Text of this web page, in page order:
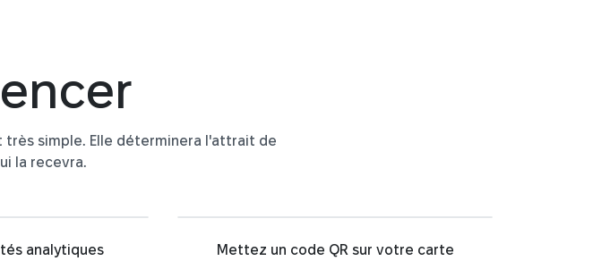
simple. Elle déterminera l'attrait de
la recevra.
analytiques
Mettez un code QR sur votre carte